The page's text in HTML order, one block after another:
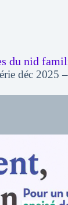
du nid
déc 2025